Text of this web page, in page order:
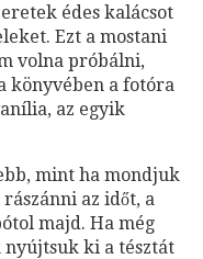
édes kalácsot
Ezt a mostani
volna próbálni,
könyvében a fotóra
az egyik
mint ha mondjuk
az időt, a
majd. Ha még
nyújtsuk ki a tésztát